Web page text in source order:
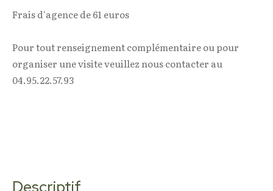
Frais d'agence de 61 euros
Pour tout renseignement complémentaire ou pour
organiser une visite veuillez nous contacter au
04.95.22.57.93
descriptif